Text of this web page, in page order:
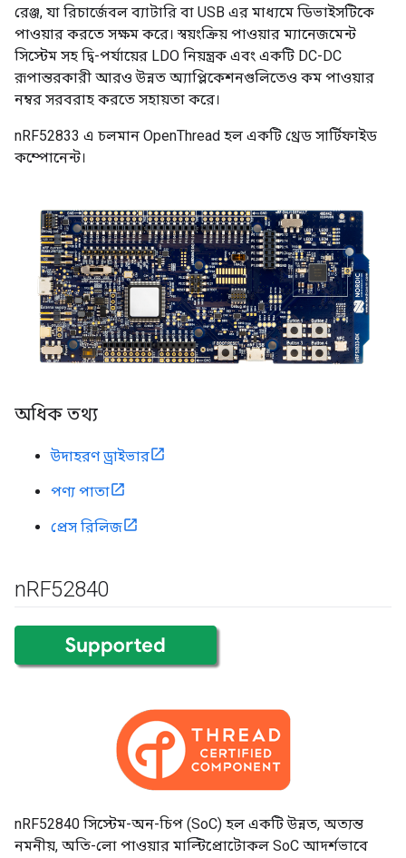
রেঞ্জ, যা রিচার্জেবল ব্যাটারি বা USB এর মাধ্যমে ডিভাইসটিকে
পাওয়ার করতে সক্ষম করে। স্বয়ংক্রিয় পাওয়ার ম্যানেজমেন্ট
সিস্টেম সহ দ্বি-পর্যায়ের LDO নিয়ন্ত্রক এবং একটি DC-DC
রূপান্তরকারী আরও উন্নত অ্যাপ্লিকেশনগুলিতেও কম পাওয়ার
নম্বর সরবরাহ করতে সহায়তা করে।
nRF52833 এ চলমান OpenThread হল একটি থ্রেড সার্টিফাইড
কম্পোনেন্ট।
অধিক তথ্য
উদাহরণ ড্রাইভার
পণ্য পাতা
প্রেস রিলিজ
nRF52840
nRF52840 সিস্টেম-অন-চিপ (SoC) হল একটি উন্নত, অত্যন্ত
নমনীয়, অতি-লো পাওয়ার মাল্টিপ্রোটোকল SoC আদর্শভাবে